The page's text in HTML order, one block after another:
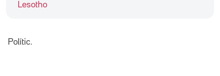
Lesotho
Polític.